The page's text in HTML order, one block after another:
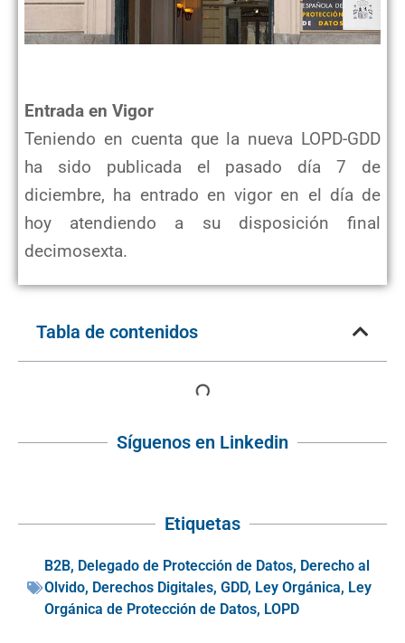
Entrada en Vigor
Teniendo en cuenta que la nueva LOPD-GDD
ha sido publicada el pasado día 7 de
diciembre, ha entrado en vigor en el día de
hoy atendiendo a su disposición final
decimosexta.
Tabla de contenidos
Síguenos en Linkedin
Etiquetas
B2B, Delegado de Protección de Datos, Derecho al
Olvido, Derechos Digitales, GDD, Ley Orgánica, Ley
Orgánica de Protección de Datos, LOPD